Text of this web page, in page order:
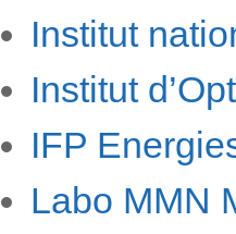
Institut
Institut
IFP
Labo MMN